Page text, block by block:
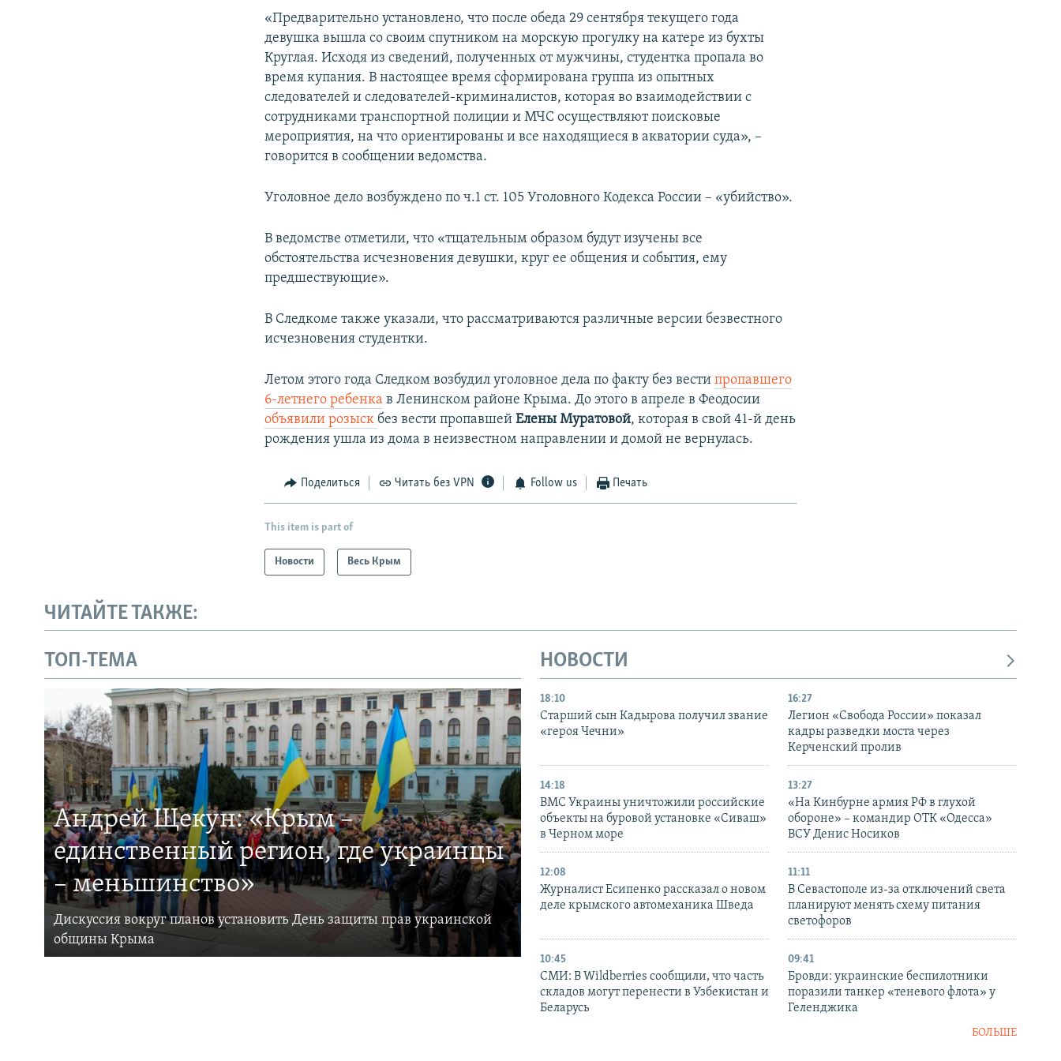
«Предварительно установлено, что после обеда 29 сентября текущего года
девушка вышла со своим спутником на морскую прогулку на катере из бухты
Круглая. Исходя из сведений, полученных от мужчины, студентка пропала во
время купания. В настоящее время сформирована группа из опытных
следователей и следователей-криминалистов, которая во взаимодействии с
сотрудниками транспортной полиции и МЧС осуществляют поисковые
мероприятия, на что ориентированы и все находящиеся в акватории суда», –
говорится в сообщении ведомства.
Уголовное дело возбуждено по ч.1 ст. 105 Уголовного Кодекса России – «убийство».
В ведомстве отметили, что «тщательным образом будут изучены все
обстоятельства исчезновения девушки, круг ее общения и события, ему
предшествующие».
В Следкоме также указали, что рассматриваются различные версии безвестного
исчезновения студентки.
Летом этого года Следком возбудил уголовное дела по факту без вестипропавшего
6-летнего ребенка в Ленинском районе Крыма. До этого в апреле в Феодосии
объявили розыск без вести пропавшейЕлены Муратовой, которая в свой 41-й день
рождения ушла из дома в неизвестном направлении и домой не вернулась.
Поделиться Читать без VPN Follow us Печать
This item is part of
Новости Весь Крым
ЧИТАЙТЕ ТАКЖЕ:
ТОП-ТЕМА
Андрей Щекун: «Крым –
единственный регион, где украинцы
– меньшинство»
Дискуссия вокруг планов установить День защиты прав украинской
общины Крыма
НОВОСТИ
18:10
Старший сын Кадырова получил звание
«героя Чечни»
16:27
Легион «Свобода России» показал
кадры разведки моста через
Керченский пролив
14:18
ВМС Украины уничтожили российские
объекты на буровой установке «Сиваш»
в Черном море
13:27
«На Кинбурне армия РФ в глухой
обороне» – командир ОТК «Одесса»
ВСУ Денис Носиков
12:08
Журналист Есипенко рассказал о новом
деле крымского автомеханика Шведа
11:11
В Севастополе из-за отключений света
планируют менять схему питания
светофоров
10:45
СМИ: В Wildberries сообщили, что часть
складов могут перенести в Узбекистан и
Беларусь
09:41
Бровди: украинские беспилотники
поразили танкер «теневого флота» у
Геленджика
БОЛЬШЕ